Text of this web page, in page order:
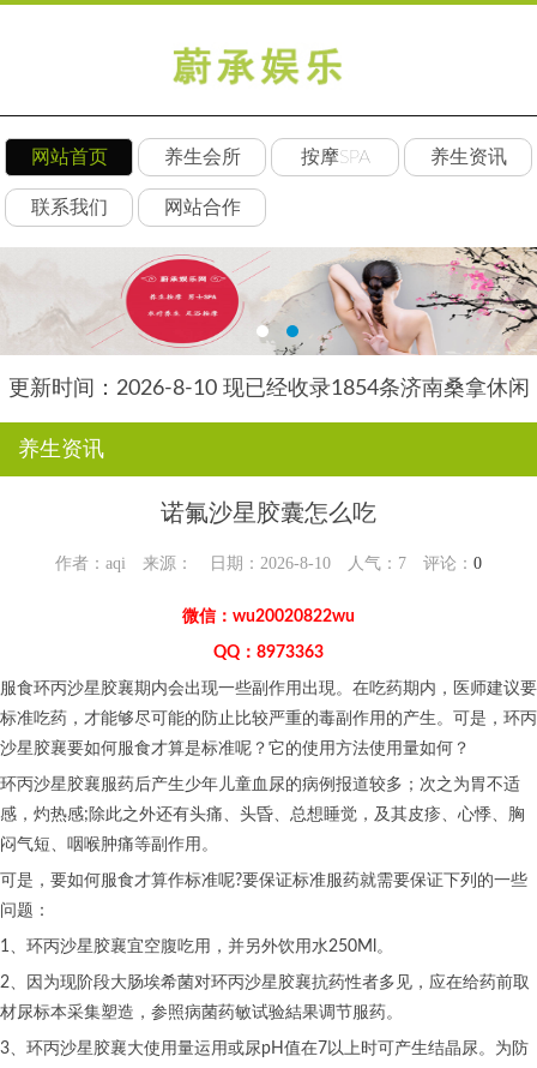
网站首页 养生会所 按摩SPA 养生资讯
联系我们 网站合作
更新时间：2026-8-10 现已经收录1854条济南桑拿休闲
养生资讯
诺氟沙星胶囊怎么吃
作者：aqi 来源： 日期：2026-8-10 人气： 7 评论： 0
微信：wu20020822wu
QQ：8973363
服食环丙沙星胶襄期内会出现一些副作用出現。在吃药期内，医师建议要
标准吃药，才能够尽可能的防止比较严重的毒副作用的产生。可是，环丙
沙星胶襄要如何服食才算是标准呢？它的使用方法使用量如何？
环丙沙星胶襄服药后产生少年儿童血尿的病例报道较多；次之为胃不适
感，灼热感;除此之外还有头痛、头昏、总想睡觉，及其皮疹、心悸、胸
闷气短、咽喉肿痛等副作用。
可是，要如何服食才算作标准呢?要保证标准服药就需要保证下列的一些
问题：
1、环丙沙星胶襄宜空腹吃用，并另外饮用水250Ml。
2、因为现阶段大肠埃希菌对环丙沙星胶襄抗药性者多见，应在给药前取
材尿标本采集塑造，参照病菌药敏试验結果调节服药。
3、环丙沙星胶襄大使用量运用或尿pH值在7以上时可产生结晶尿。为防